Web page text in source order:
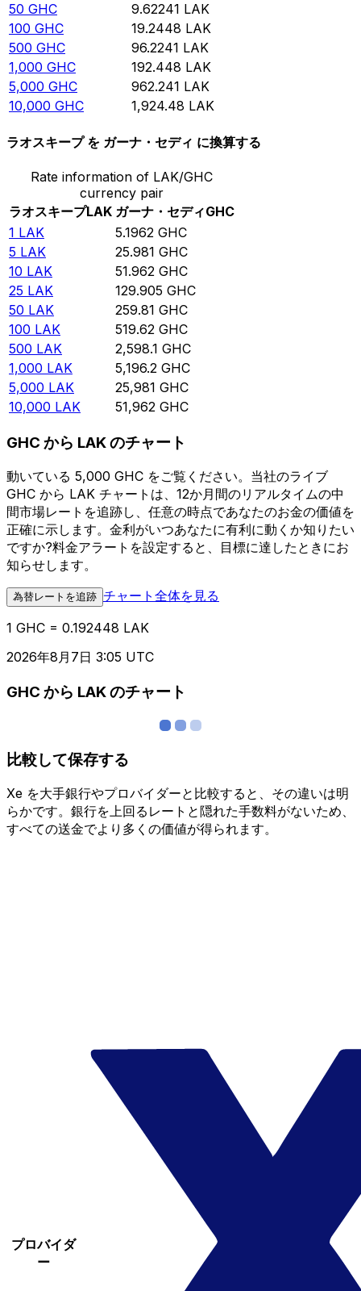
50 GHC 9.62241 LAK
100 GHC 19.2448 LAK
500 GHC 96.2241 LAK
1,000 GHC 192.448 LAK
5,000 GHC 962.241 LAK
10,000 GHC 1,924.48 LAK
ラオスキープ を ガーナ・セディ に換算する
Rate information of LAK/GHC
currency pair
ラオスキープLAK ガーナ・セディGHC
1 LAK 5.1962 GHC
5 LAK 25.981 GHC
10 LAK 51.962 GHC
25 LAK 129.905 GHC
50 LAK 259.81 GHC
100 LAK 519.62 GHC
500 LAK 2,598.1 GHC
1,000 LAK 5,196.2 GHC
5,000 LAK 25,981 GHC
10,000 LAK 51,962 GHC
GHC から LAK のチャート
動いている 5,000 GHC をご覧ください。当社のライブ
GHC から LAK チャートは、12か月間のリアルタイムの中
間市場レートを追跡し、任意の時点であなたのお金の価値を
正確に示します。金利がいつあなたに有利に動くか知りたい
ですか?料金アラートを設定すると、目標に達したときにお
知らせします。
為替レートを追跡 チャート全体を見る
1 GHC = 0.192448 LAK
2026年8月7日 3:05 UTC
GHC から LAK のチャート
比較して保存する
Xe を大手銀行やプロバイダーと比較すると、その違いは明
らかです。銀行を上回るレートと隠れた手数料がないため、
すべての送金でより多くの価値が得られます。
プロバイダ
ー